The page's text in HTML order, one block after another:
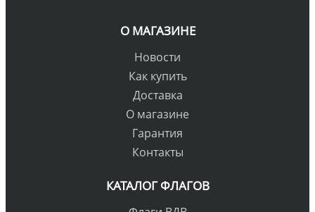
О МАГАЗИНЕ
Новости
Как купить
Доставка
О магазине
Гарантия
Контакты
КАТАЛОГ ФЛАГОВ